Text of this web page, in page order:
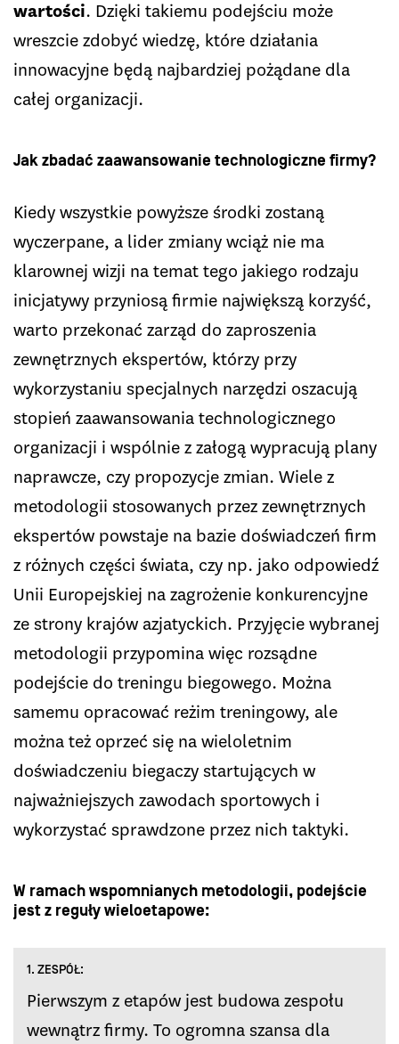
wartości. Dzięki takiemu podejściu może
wreszcie zdobyć wiedzę, które działania
innowacyjne będą najbardziej pożądane dla
całej organizacji.
Jak zbadać zaawansowanie technologiczne firmy?
Kiedy wszystkie powyższe środki zostaną
wyczerpane, a lider zmiany wciąż nie ma
klarownej wizji na temat tego jakiego rodzaju
inicjatywy przyniosą firmie największą korzyść,
warto przekonać zarząd do zaproszenia
zewnętrznych ekspertów, którzy przy
wykorzystaniu specjalnych narzędzi oszacują
stopień zaawansowania technologicznego
organizacji i wspólnie z załogą wypracują plany
naprawcze, czy propozycje zmian. Wiele z
metodologii stosowanych przez zewnętrznych
ekspertów powstaje na bazie doświadczeń firm
z różnych części świata, czy np. jako odpowiedź
Unii Europejskiej na zagrożenie konkurencyjne
ze strony krajów azjatyckich. Przyjęcie wybranej
metodologii przypomina więc rozsądne
podejście do treningu biegowego. Można
samemu opracować reżim treningowy, ale
można też oprzeć się na wieloletnim
doświadczeniu biegaczy startujących w
najważniejszych zawodach sportowych i
wykorzystać sprawdzone przez nich taktyki.
W ramach wspomnianych metodologii, podejście
jest z reguły wieloetapowe:
1. ZESPÓŁ:
Pierwszym z etapów jest budowa zespołu
wewnątrz firmy. To ogromna szansa dla